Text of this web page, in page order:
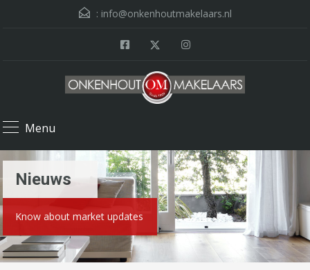
: info@onkenhoutmakelaars.nl
Menu
Nieuws
Know about market updates